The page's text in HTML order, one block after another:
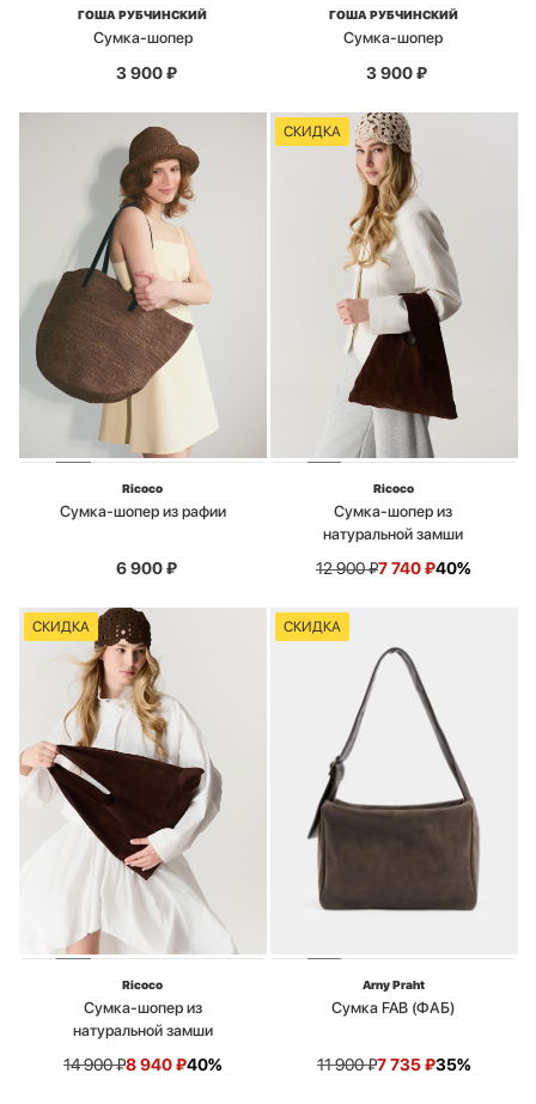
ГОША РУБЧИНСКИЙ
Сумка-шопер
3 900₽
ГОША РУБЧИНСКИЙ
Сумка-шопер
3 900₽
Ricoco
Сумка-шопер из рафии
6 900₽
СКИДКА
Ricoco
Сумка-шопер из
натуральной замши
12 900₽7 740₽40%
СКИДКА
Ricoco
Сумка-шопер из
натуральной замши
14 900₽8 940₽40%
СКИДКА
Arny Praht
Сумка FAB (ФАБ)
11 900₽7 735₽35%